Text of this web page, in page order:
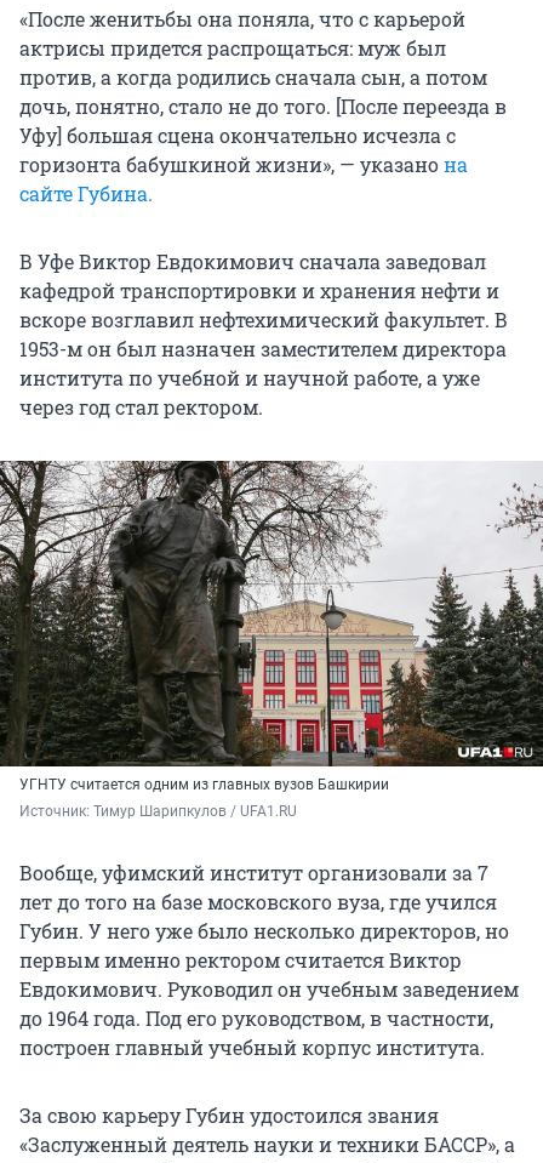
«После женитьбы она поняла, что с карьерой
актрисы придется распрощаться: муж был
против, а когда родились сначала сын, а потом
дочь, понятно, стало не до того. [После переезда в
Уфу] большая сцена окончательно исчезла с
горизонта бабушкиной жизни», — указанона
сайте Губина.
В Уфе Виктор Евдокимович сначала заведовал
кафедрой транспортировки и хранения нефти и
вскоре возглавил нефтехимический факультет. В
1953-м он был назначен заместителем директора
института по учебной и научной работе, а уже
через год стал ректором.
УГНТУ считается одним из главных вузов Башкирии
Источник: Тимур Шарипкулов / UFA1.RU
Вообще, уфимский институт организовали за 7
лет до того на базе московского вуза, где учился
Губин. У него уже было несколько директоров, но
первым именно ректором считается Виктор
Евдокимович. Руководил он учебным заведением
до 1964 года. Под его руководством, в частности,
построен главный учебный корпус института.
За свою карьеру Губин удостоился звания
«Заслуженный деятель науки и техники БАССР», а